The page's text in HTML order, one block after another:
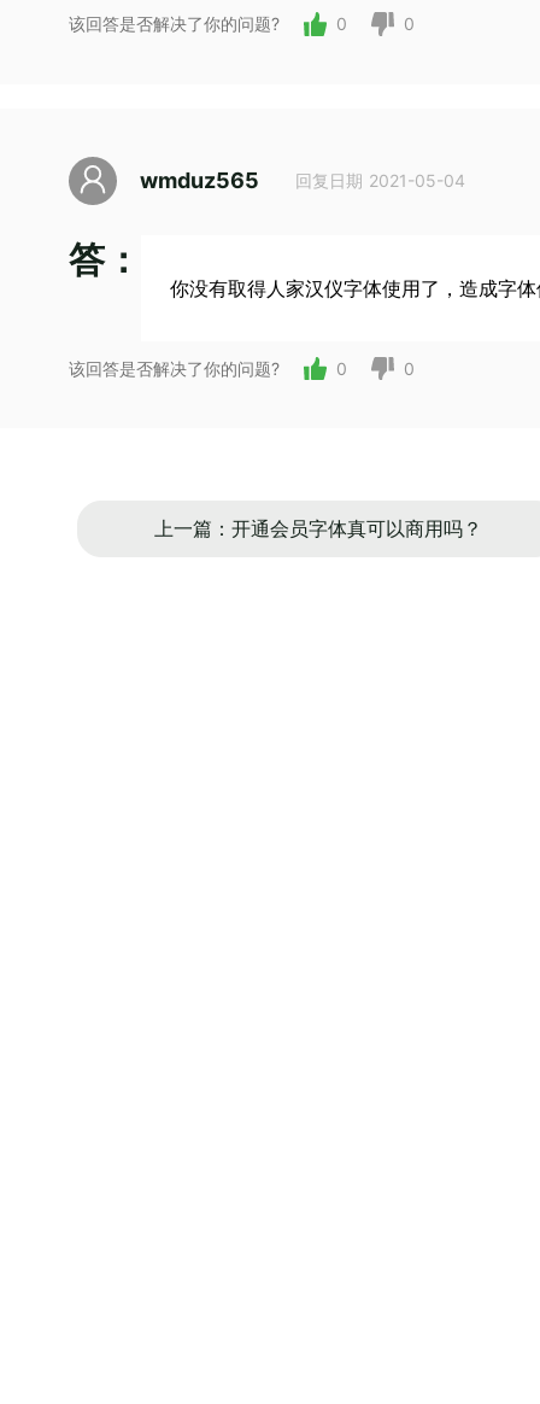
该回答是否解决了你的问题? 0 0
wmduz565 回复日期 2021-05-04
答：
你没有取得人家汉仪字体使用了，造成字
该回答是否解决了你的问题? 0 0
上一篇：开通会员字体真可以商用吗？